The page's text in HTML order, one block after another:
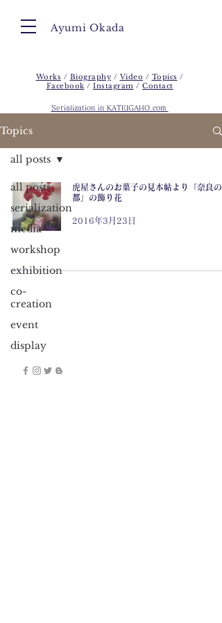
Ayumi Okada
Works / Biography / Video / Topics /
Facebook / Instagram / Contact
Serialization in KATEIGAHO.com
Topics
all posts
serialization
media
workshop
exhibition
co-
creation
event
display
all posts
虎屋さんのお菓子の見本帖より「奈良の
都」の飾り花
2016年3月23日